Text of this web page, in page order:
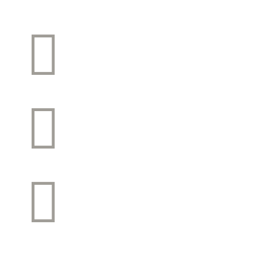


